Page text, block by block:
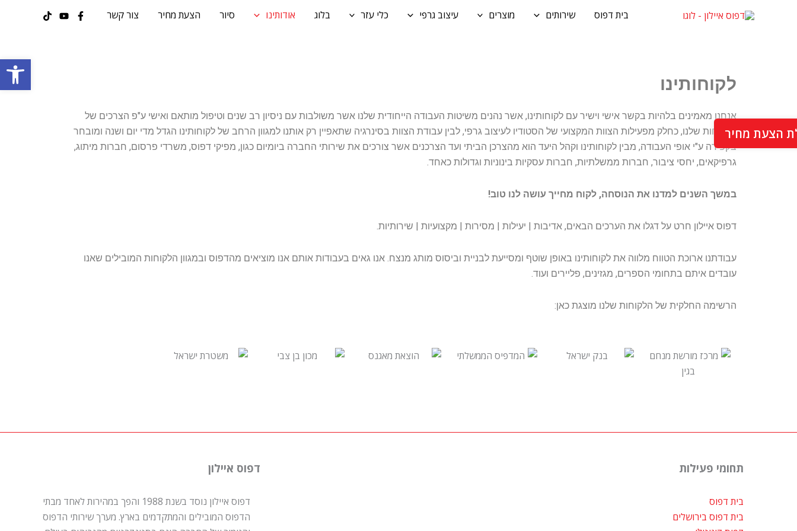
פתח
בית דפוס שירותים מוצרים עיצוב גרפי כלי עזר בלוג אודותינו סיור הצעת מחיר צור קשר
לקוחותינו
אנחנו מאמינים בלהיות בקשר אישי וישיר עם לקוחותינו, אשר נהנים משיטות העבודה הייחודית שלנו אשר משולבות עם ניסיון רב שנים וטיפול מותאם ואישי ע"פ הצרכים של
הלקוחות שלנו, כחלק מפעילות הצוות המקצועי של הסטודיו לעיצוב גרפי, לבין עבודת הצוות בסינרגיה שתאפיין רק אותנו למגוון הרחב של לקוחותינו הגדל מדי יום ושנה ומובחר
בקפידה ע"י אופי העבודה, מבין לקוחותינו וקהל היעד הוא מהצרכן הביתי ועד הצרכנים אשר צורכים את שירותי החברה ביומיום כגון, מפיקי דפוס, משרדי פרסום, חברות מיתוג,
גרפיקאים, יחסי ציבור, חברות ממשלתיות, חברות עסקיות בינוניות וגדולות כאחד.
במשך השנים למדנו את הנוסחה, לקוח מחייך עושה לנו טוב!
דפוס איילון חרט על דגלו את הערכים הבאים, אדיבות | יעילות | מסירות | מקצועיות | שירותיות.
עבודתנו ארוכת הטווח מלווה את לקוחותינו באופן שוטף ומסייעת לבניית וביסוס מותג מנצח. אנו גאים בעבודות אותם אנו מוציאים מהדפוס ובמגוון הלקוחות המובילים שאנו
עובדים איתם בתחומי הספרים, מגזינים, פליירים ועוד.
הרשימה החלקית של הלקוחות שלנו מוצגת כאן:
תחומי פעילות
בית דפוס
בית דפוס בירושלים
דפוס איילון
דפוס איילון נוסד בשנת 1988 והפך במהירות לאחד מבתי
הדפוס המובילים והמתקדמים בארץ. מערך שירותי הדפוס
הצעת מחיר